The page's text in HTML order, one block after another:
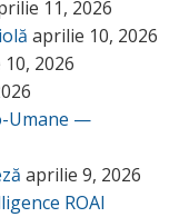
11, 2026
aprilie 10, 2026
2026
Umane —
aprilie 9, 2026
ROAI